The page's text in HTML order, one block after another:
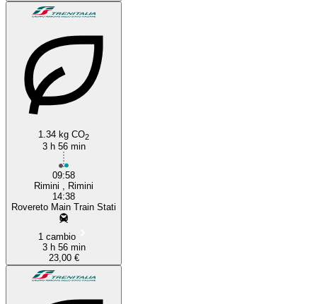
1.34 kg CO2
3 h 56 min
09:58
Rimini , Rimini
14:38
Rovereto Main Train Stati
1 cambio
3 h 56 min
23,00 €